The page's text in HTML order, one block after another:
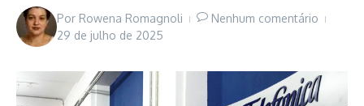
Por Rowena Romagnoli
Nenhum comentário
29 de julho de 2025